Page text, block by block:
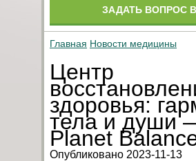
ЗАДАТЬ ВОПРОС
Главная Новости медицины
Центр
здоровья:
тела и души
Planet
Опубликовано 2023-11-13